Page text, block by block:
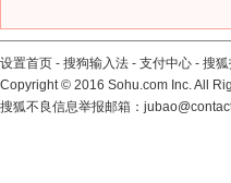
设置首页 - 搜狗输入法 - 支付中心 - 搜
Copyright© 2016 Sohu.com Inc. All
搜狐不良信息举报邮箱：